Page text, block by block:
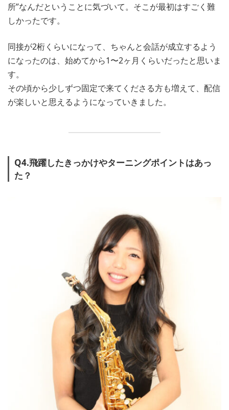
所”なんだということに気づいて。そこが最初はすごく難
しかったです。
同接が2桁くらいになって、ちゃんと会話が成立するよう
になったのは、始めてから1〜2ヶ月くらいだったと思いま
す。
その頃から少しずつ固定で来てくださる方も増えて、配信
が楽しいと思えるようになっていきました。
Q4.飛躍したきっかけやターニングポイントはあっ
た？